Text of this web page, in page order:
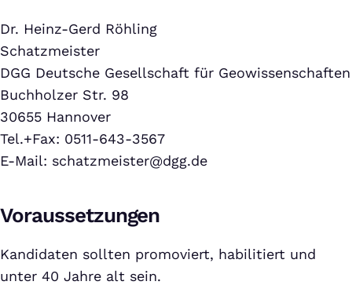
Dr. Heinz-Gerd Röhling
Schatzmeister
DGG Deutsche Gesellschaft für Geowissenschaften
Buchholzer Str. 98
30655 Hannover
Tel.+Fax: 0511-643-3567
E-Mail: schatzmeister@dgg.de
Voraussetzungen
Kandidaten sollten promoviert, habilitiert und
unter 40 Jahre alt sein.